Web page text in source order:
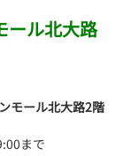
ール北大路
モール北大路2階
まで